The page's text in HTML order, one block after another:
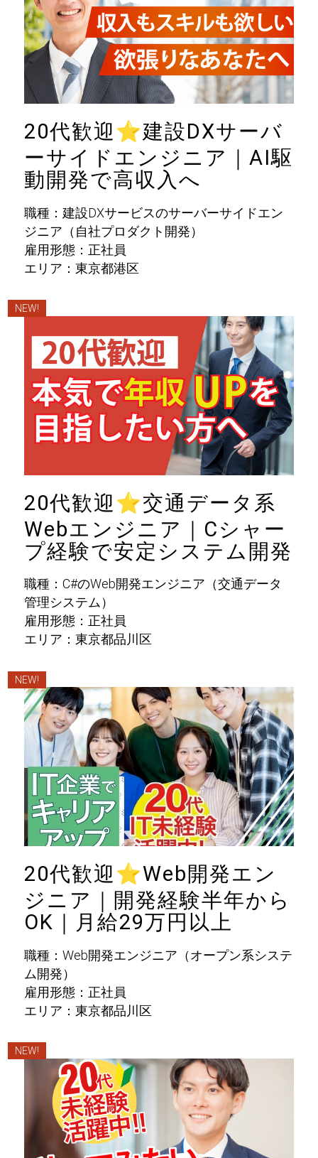
20代歓迎 ⭐建設DXサーバ
ーサイドエンジニア｜AI駆
動開発で高収入へ
職種：建設DXサービスのサーバーサイドエン
ジニア（自社プロダクト開発）
雇用形態：正社員
エリア：東京都港区
NEW!
20代歓迎 ⭐交通データ系
Webエンジニア｜Cシャー
プ経験で安定システム開発
職種：C#のWeb開発エンジニア（交通データ
管理システム）
雇用形態：正社員
エリア：東京都品川区
NEW!
20代歓迎 ⭐Web開発エン
ジニア｜開発経験半年から
OK｜月給29万円以上
職種：Web開発エンジニア（オープン系システ
ム開発）
雇用形態：正社員
エリア：東京都品川区
NEW!